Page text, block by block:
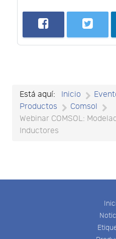
Está aquí: Inicio
Productos
Comsol
Webinar COMSOL:
Inductores